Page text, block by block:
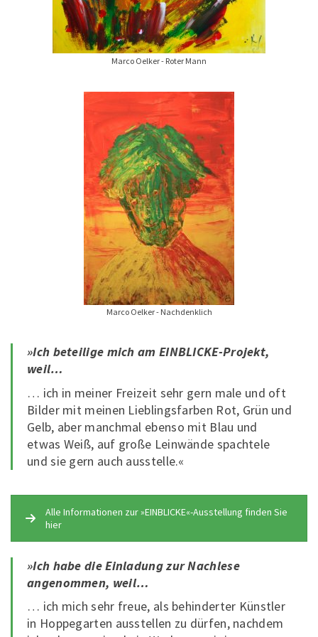
Marco Oelker - Roter Mann
Marco Oelker - Nachdenklich
»Ich beteilige mich am EINBLICKE-Projekt,
weil…
… ich in meiner Freizeit sehr gern male und oft
Bilder mit meinen Lieblingsfarben Rot, Grün und
Gelb, aber manchmal ebenso mit Blau und
etwas Weiß, auf große Leinwände spachtele
und sie gern auch ausstelle.«
Alle Informationen zur »EINBLICKE«-Ausstellung finden Sie
hier
»Ich habe die Einladung zur Nachlese
angenommen, weil…
… ich mich sehr freue, als behinderter Künstler
in Hoppegarten ausstellen zu dürfen, nachdem